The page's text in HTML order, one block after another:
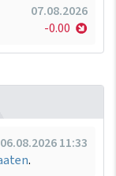
07.08.2026
-0.00
06.08.2026 11:33
.